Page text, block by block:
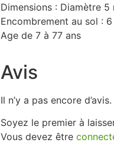
Dimensions : Diamètre 5
Encombrement au sol :
Age de 7 à 77 ans
Avis
Il n’y a pas encore d’avis.
Soyez le premier à
Vous devez être